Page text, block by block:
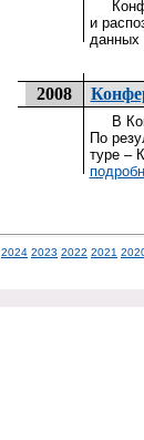
и
данных
2008
В
По
туре –
2024 2023 2022 2021